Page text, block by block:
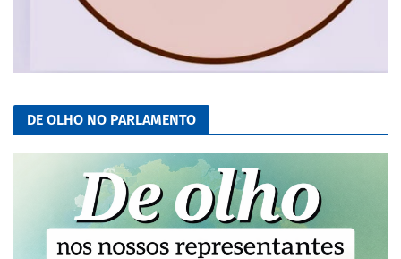
DE OLHO NO PARLAMENTO